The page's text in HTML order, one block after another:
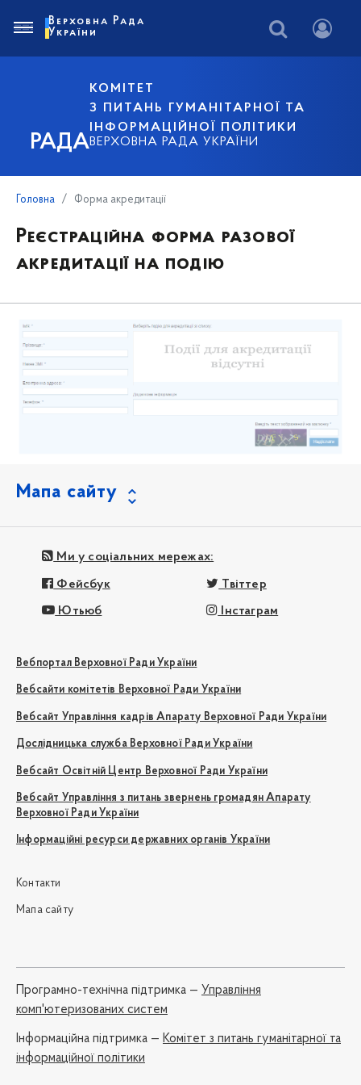
РАДА
КОМІТЕТ
З ПИТАНЬ ГУМАНІТАРНОЇ ТА
ІНФОРМАЦІЙНОЇ ПОЛІТИКИ
ВЕРХОВНА РАДА УКРАЇНИ
Верховна Рада
України
Головна Форма акредитації
Реєстраційна форма разової
акредитації на подію
Мапа сайту
Ми у соціальних мережах:
Фейсбук Твіттер
Ютьюб Інстаграм
Вебпортал Верховної Ради України
Вебсайти комітетів Верховної Ради України
Вебсайт Управління кадрів Апарату Верховної Ради України
Дослідницька служба Верховної Ради України
Вебсайт Освітній Центр Верховної Ради України
Вебсайт Управління з питань звернень громадян Апарату
Верховної Ради України
Інформаційні ресурси державних органів України
Контакти
Мапа сайту
Програмно-технічна підтримка — Управління
комп'ютеризованих систем
Iнформаційна підтримка — Комітет з питань гуманітарної та
інформаційної політики